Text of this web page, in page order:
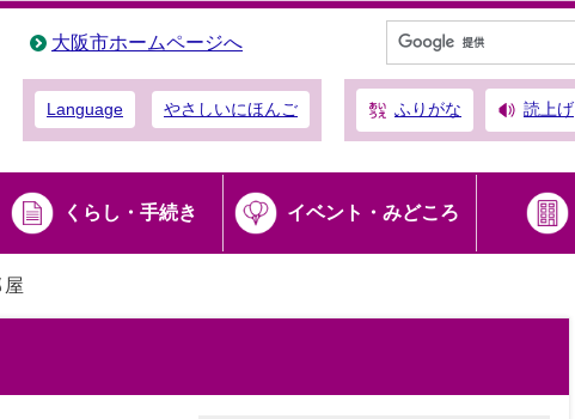
大阪市ホームページへ
Language やさしいにほんご ふりがな 読上げ
くらし・手続き イベント・みどころ